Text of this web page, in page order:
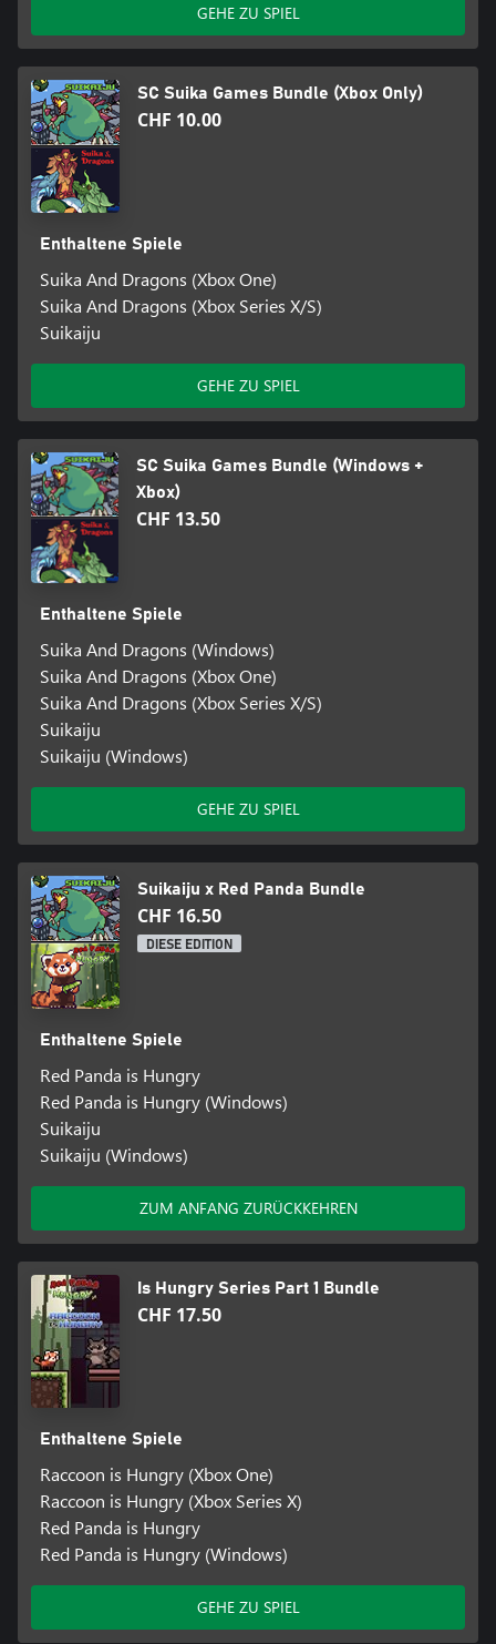
GEHE ZU SPIEL
SC Suika Games Bundle (Xbox Only)
CHF 10.00
Enthaltene Spiele
Suika And Dragons (Xbox One)
Suika And Dragons (Xbox Series X/S)
Suikaiju
GEHE ZU SPIEL
SC Suika Games Bundle (Windows +
Xbox)
CHF 13.50
Enthaltene Spiele
Suika And Dragons (Windows)
Suika And Dragons (Xbox One)
Suika And Dragons (Xbox Series X/S)
Suikaiju
Suikaiju (Windows)
GEHE ZU SPIEL
Suikaiju x Red Panda Bundle
CHF 16.50
DIESE EDITION
Enthaltene Spiele
Red Panda is Hungry
Red Panda is Hungry (Windows)
Suikaiju
Suikaiju (Windows)
ZUM ANFANG ZURÜCKKEHREN
Is Hungry Series Part 1 Bundle
CHF 17.50
Enthaltene Spiele
Raccoon is Hungry (Xbox One)
Raccoon is Hungry (Xbox Series X)
Red Panda is Hungry
Red Panda is Hungry (Windows)
GEHE ZU SPIEL